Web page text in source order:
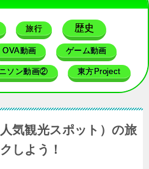
旅行 歴史
OVA動画 ゲーム動画
ソン動画② 東方Project
気観光スポット）の旅
しよう！